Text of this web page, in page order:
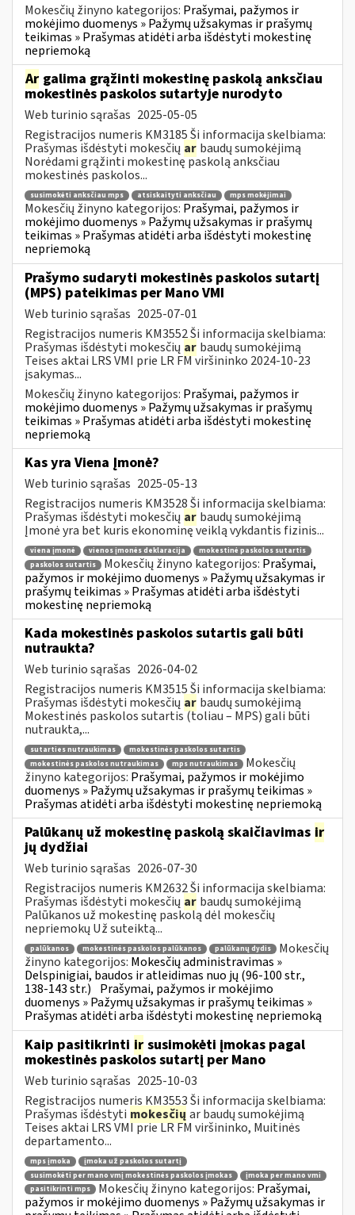
Mokesčių žinyno kategorijos: Prašymai, pažymos ir
mokėjimo duomenys » Pažymų užsakymas ir prašymų
teikimas » Prašymas atidėti arba išdėstyti mokestinę
nepriemoką
Ar galima grąžinti mokestinę paskolą anksčiau
mokestinės paskolos sutartyje nurodyto
Web turinio sąrašas 2025-05-05
Registracijos numeris KM3185 Ši informacija skelbiama:
Prašymas išdėstyti mokesčių ar baudų sumokėjimą
Norėdami grąžinti mokestinę paskolą anksčiau
mokestinės paskolos...
susimokėti anksčiau mps atsiskaityti anksčiau mps mokėjimai
Mokesčių žinyno kategorijos: Prašymai, pažymos ir
mokėjimo duomenys » Pažymų užsakymas ir prašymų
teikimas » Prašymas atidėti arba išdėstyti mokestinę
nepriemoką
Prašymo sudaryti mokestinės paskolos sutartį
(MPS) pateikimas per Mano VMI
Web turinio sąrašas 2025-07-01
Registracijos numeris KM3552 Ši informacija skelbiama:
Prašymas išdėstyti mokesčių ar baudų sumokėjimą
Teises aktai LRS VMI prie LR FM viršininko 2024-10-23
įsakymas...
Mokesčių žinyno kategorijos: Prašymai, pažymos ir
mokėjimo duomenys » Pažymų užsakymas ir prašymų
teikimas » Prašymas atidėti arba išdėstyti mokestinę
nepriemoką
Kas yra Viena Įmonė?
Web turinio sąrašas 2025-05-13
Registracijos numeris KM3528 Ši informacija skelbiama:
Prašymas išdėstyti mokesčių ar baudų sumokėjimą
Įmonė yra bet kuris ekonominę veiklą vykdantis fizinis...
viena įmonė vienos įmonės deklaracija
mokestinė paskolos sutartis
paskolos sutartis
Mokesčių žinyno kategorijos: Prašymai,
pažymos ir mokėjimo duomenys » Pažymų užsakymas ir
prašymų teikimas » Prašymas atidėti arba išdėstyti
mokestinę nepriemoką
Kada mokestinės paskolos sutartis gali būti
nutraukta?
Web turinio sąrašas 2026-04-02
Registracijos numeris KM3515 Ši informacija skelbiama:
Prašymas išdėstyti mokesčių ar baudų sumokėjimą
Mokestinės paskolos sutartis (toliau – MPS) gali būti
nutraukta,...
sutarties nutraukimas
mokestinės paskolos sutartis
mokestinės paskolos nutraukimas
mps nutraukimas
Mokesčių
žinyno kategorijos: Prašymai, pažymos ir mokėjimo
duomenys » Pažymų užsakymas ir prašymų teikimas »
Prašymas atidėti arba išdėstyti mokestinę nepriemoką
Palūkanų už mokestinę paskolą skaičiavimas ir
jų dydžiai
Web turinio sąrašas 2026-07-30
Registracijos numeris KM2632 Ši informacija skelbiama:
Prašymas išdėstyti mokesčių ar baudų sumokėjimą
Palūkanos už mokestinę paskolą dėl mokesčių
nepriemokų Už suteiktą...
palūkanos mokestinės paskolos palūkanos palūkanų dydis
Mokesčių
žinyno kategorijos: Mokesčių administravimas »
Delspinigiai, baudos ir atleidimas nuo jų (96-100 str.,
138-143 str.) Prašymai, pažymos ir mokėjimo
duomenys » Pažymų užsakymas ir prašymų teikimas »
Prašymas atidėti arba išdėstyti mokestinę nepriemoką
Kaip pasitikrinti ir susimokėti įmokas pagal
mokestinės paskolos sutartį per Mano
Web turinio sąrašas 2025-10-03
Registracijos numeris KM3553 Ši informacija skelbiama:
Prašymas išdėstyti mokesčių ar baudų sumokėjimą
Teises aktai LRS VMI prie LR FM viršininko, Muitinės
departamento...
mps įmoka
įmoka už paskolos sutartį
susimokėti per mano vmį mokestinės paskolos įmokas
įmoka per mano vmi
pasitikrinti mps
Mokesčių žinyno kategorijos: Prašymai,
pažymos ir mokėjimo duomenys » Pažymų užsakymas ir